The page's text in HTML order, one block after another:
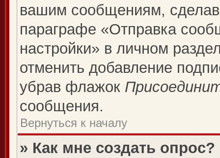
вашим сообщениям,
параграфе «Отправка
настройки» в личном
отменить добавление
убрав флажок
сообщения.
Вернуться к началу
» Как мне создать опрос?